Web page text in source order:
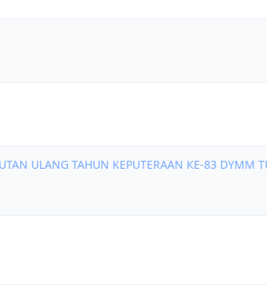
ULANG TAHUN KEPUTERAAN KE-83 DYMM